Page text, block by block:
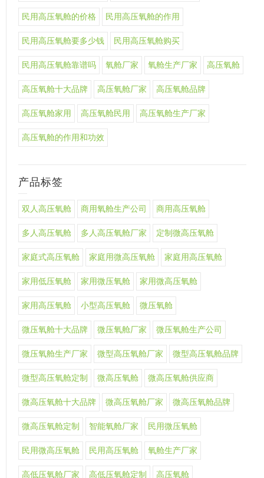
民用高压氧舱的价格 民用高压氧舱的作用
民用高压氧舱要多少钱 民用高压氧舱购买
民用高压氧舱靠谱吗 氧舱厂家 氧舱生产厂家 高压氧舱
高压氧舱十大品牌 高压氧舱厂家 高压氧舱品牌
高压氧舱家用 高压氧舱民用 高压氧舱生产厂家
高压氧舱的作用和功效
产品标签
双人高压氧舱 商用氧舱生产公司 商用高压氧舱
多人高压氧舱 多人高压氧舱厂家 定制微高压氧舱
家庭式高压氧舱 家庭用微高压氧舱 家庭用高压氧舱
家用低压氧舱 家用微压氧舱 家用微高压氧舱
家用高压氧舱 小型高压氧舱 微压氧舱
微压氧舱十大品牌 微压氧舱厂家 微压氧舱生产公司
微压氧舱生产厂家 微型高压氧舱厂家 微型高压氧舱品牌
微型高压氧舱定制 微高压氧舱 微高压氧舱供应商
微高压氧舱十大品牌 微高压氧舱厂家 微高压氧舱品牌
微高压氧舱定制 智能氧舱厂家 民用微压氧舱
民用微高压氧舱 民用高压氧舱 氧舱生产厂家
高低压氧舱厂家 高低压氧舱定制 高压氧舱